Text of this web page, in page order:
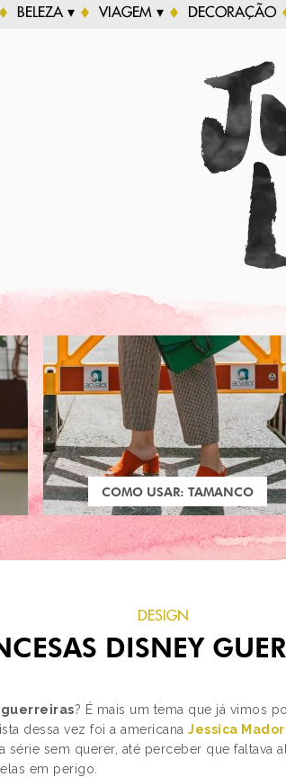
BELEZA ▾ VIAGEM ▾ DECORAÇÃO
COMO USAR: TAMANCO
DESIGN
DISNEY
guerreiras? É mais um tema que já vimos
dessa vez foi a americanaJessica
série sem querer, até perceber que faltava
em perigo.